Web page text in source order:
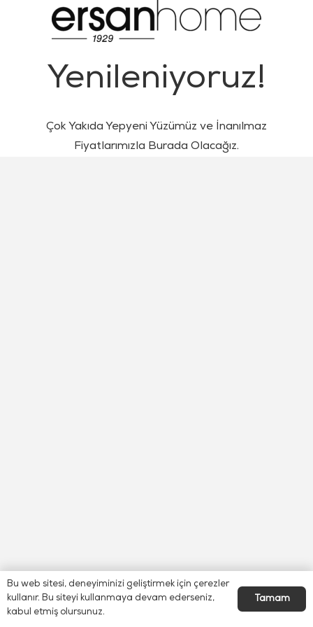
Yenileniyoruz!
Çok Yakıda Yepyeni Yüzümüz ve İnanılmaz
Fiyatlarımızla Burada Olacağız.
Bu web sitesi, deneyiminizi geliştirmek için çerezler
kullanır. Bu siteyi kullanmaya devam ederseniz,
kabul etmiş olursunuz.
Tamam